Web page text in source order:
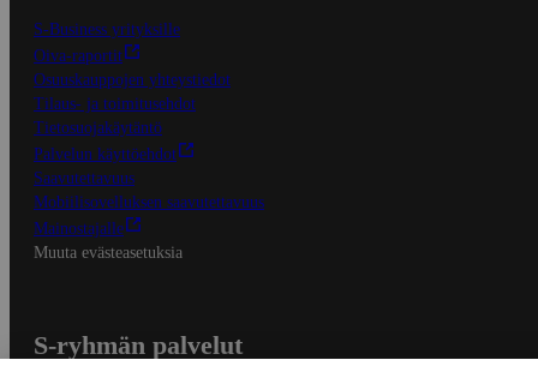
S-Business yrityksille
Oiva-raportit
Osuuskauppojen yhteystiedot
Tilaus- ja toimitusehdot
Tietosuojakäytäntö
Palvelun käyttöehdot
Saavutettavuus
Mobiilisovelluksen saavutettavuus
Mainostajalle
Muuta evästeasetuksia
S-ryhmän palvelut